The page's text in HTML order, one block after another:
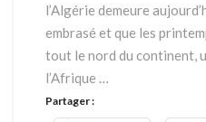
l’Algérie demeure
embrasé et que les
tout le nord du continent,
l’Afrique …
Partager :